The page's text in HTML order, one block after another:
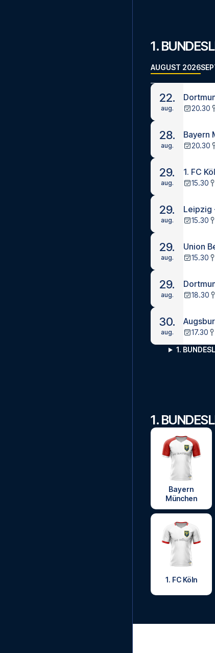
1.
AUGUST 2026
22.
aug. 20.30
28.
aug.
Bayern
20.30
29.
aug.
1. FC
15.30
29.
aug.
Leipzig
15.30
29.
aug.
Union
15.30
29.
aug. 18.30
30.
aug. 17.30
1.
1.
Bayern
München
1. FC Köln